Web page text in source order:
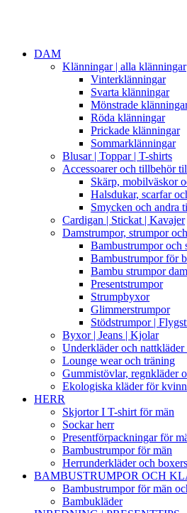
DAM
Klänningar | alla klänningar
Vinterklänningar
Svarta klänningar
Mönstrade
Röda klänningar
Prickade klänningar
Sommarklänningar
Blusar | Toppar | T-shirts
Accessoarer och tillbehör
Skärp, mobilväskor
Halsdukar, scarfar
Smycken och andra
Cardigan | Stickat | Kavajer
Damstrumpor, strumpor
Bambustrumpor och
Bambustrumpor för
Bambu strumpor
Presentstrumpor
Strumpbyxor
Glimmerstrumpor
Stödstrumpor |
Byxor | Jeans | Kjolar
Underkläder och
Lounge wear och träning
Gummistövlar, regnkläder
Ekologiska kläder för
HERR
Skjortor I T-shirt för män
Sockar herr
Presentförpackningar för
Bambustrumpor för män
Herrunderkläder och
BAMBUSTRUMPOR OCH
Bambustrumpor för män
Bambukläder